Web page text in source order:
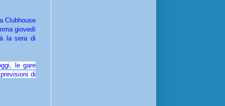
Clubhouse
giovedì
la sera di
le gare
di